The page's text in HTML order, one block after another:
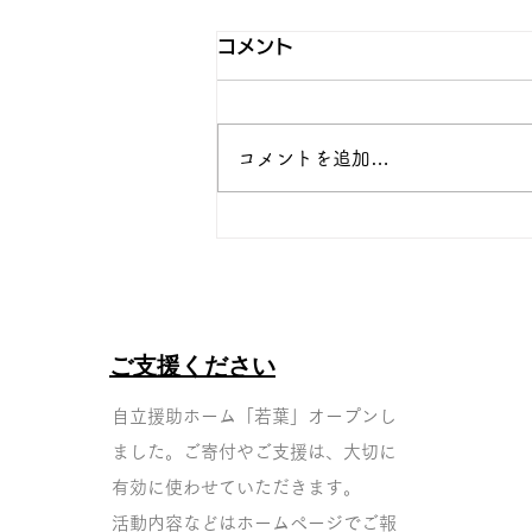
コメント
コメントを追加…
ご支援ください
自立援助ホーム「若葉」オープンし
ました。ご寄付やご支援は、大切に
有効に使わせていただきます。
活動内容などはホームページでご報